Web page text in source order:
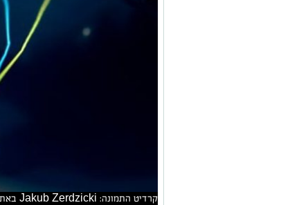
קרדיט התמונה: Jakub Zerdzicki באתר PEXELS